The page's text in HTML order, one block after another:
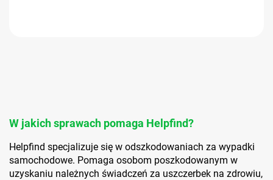
W jakich sprawach pomaga Helpfind?
Helpfind specjalizuje się w odszkodowaniach za wypadki
samochodowe. Pomaga osobom poszkodowanym w
uzyskaniu należnych świadczeń za uszczerbek na zdrowiu,